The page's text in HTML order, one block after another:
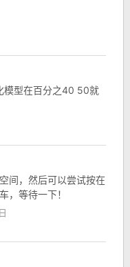
模型在百分之40 50就
间，然后可以尝试按在
，等待一下！